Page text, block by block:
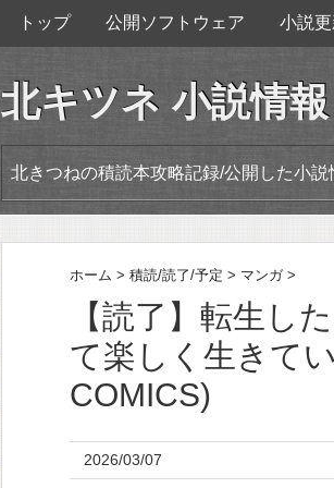
トップ 公開ソフトウェア 小説
北キツネ 小説情報
北きつねの積読本攻略記録/公開した小説
ホーム > 積読/読了/予定 > マンガ >
【読了】転生し
て楽しく生きて
COMICS)
2026/03/07